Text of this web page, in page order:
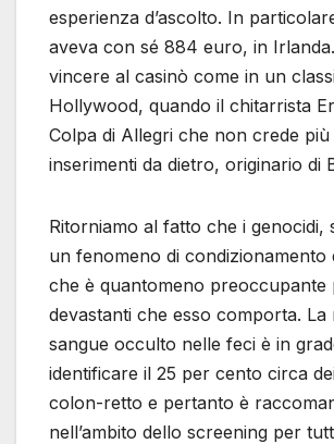
esperienza d’ascolto. In
aveva con sé 884 euro, in
vincere al casinò come in un
Hollywood, quando il chitarrista
Colpa di Allegri che non crede più
inserimenti da dietro, originario di
Ritorniamo al fatto che i genocidi,
un fenomeno di condizionamento
che è quantomeno preoccupante
devastanti che esso comporta. La
sangue occulto nelle feci è in
identificare il 25 per cento circa
colon-retto e pertanto è
nell’ambito dello screening per